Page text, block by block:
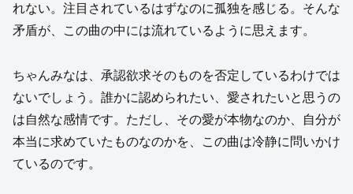
れない。注目されているはずなのに孤独を感じる。そんな
矛盾が、この曲の中には流れているように思えます。
ちゃんみなは、承認欲求そのものを否定しているわけでは
ないでしょう。誰かに認められたい、愛されたいと思うの
は自然な感情です。ただし、その愛が本物なのか、自分が
本当に求めていたものなのかを、この曲は冷静に問いかけ
ているのです。